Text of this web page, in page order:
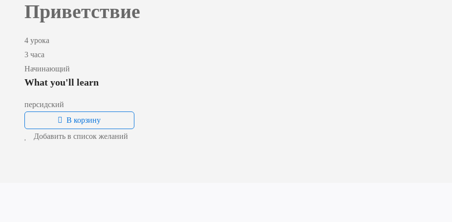
Приветствие
4 урока
3 часа
Начинающий
What you'll learn
персидский
В корзину
Добавить в список желаний